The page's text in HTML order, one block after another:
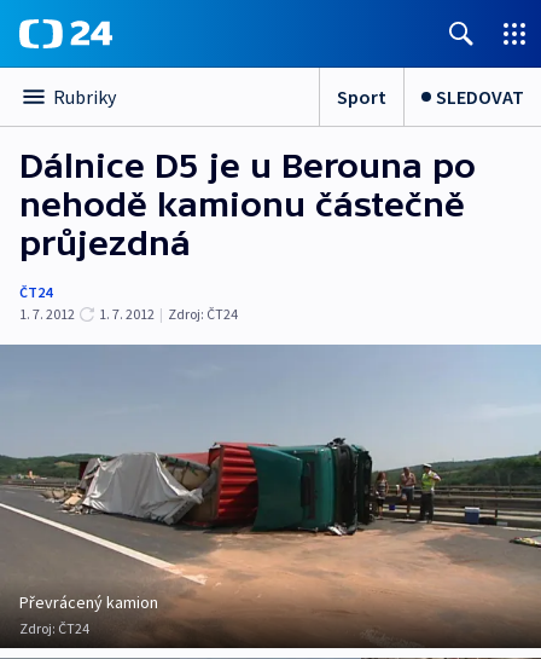
Rubriky Sport SLEDOVAT
Dálnice D5 je u Berouna po
nehodě kamionu částečně
průjezdná
ČT24
1. 7. 2012
1. 7. 2012 | Zdroj: ČT24
Převrácený kamion
Zdroj: ČT24